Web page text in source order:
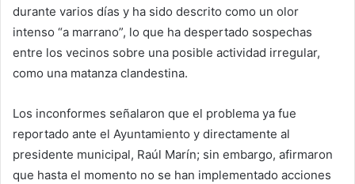
durante varios días y ha sido descrito como un olor
intenso “a marrano”, lo que ha despertado sospechas
entre los vecinos sobre una posible actividad irregular,
como una matanza clandestina.
Los inconformes señalaron que el problema ya fue
reportado ante el Ayuntamiento y directamente al
presidente municipal, Raúl Marín; sin embargo, afirmaron
que hasta el momento no se han implementado acciones